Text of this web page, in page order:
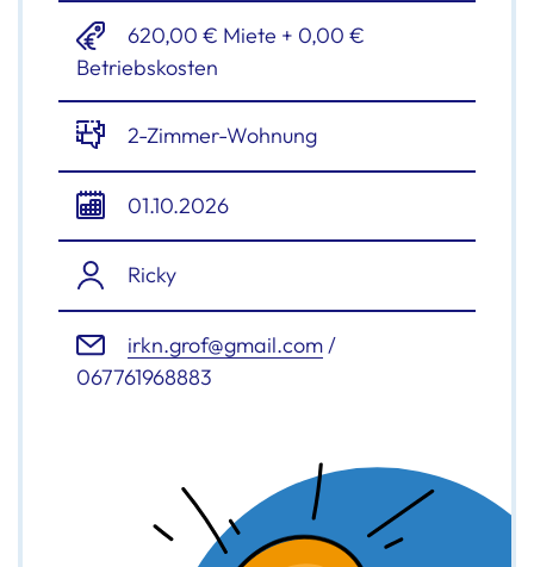
620,00 € Miete + 0,00 €
Betriebskosten
2-Zimmer-Wohnung
01.10.2026
Ricky
irkn.grof@gmail.com/
067761968883